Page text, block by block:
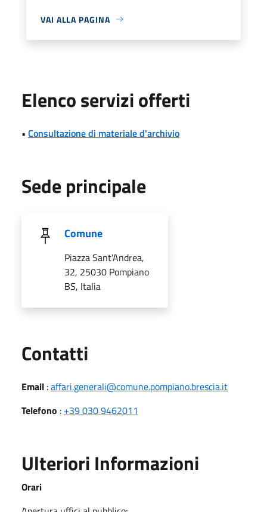
VAI ALLA PAGINA
Elenco servizi offerti
• Consultazione di materiale d'archivio
Sede principale
Comune
Piazza Sant'Andrea,
32, 25030 Pompiano
BS, Italia
Contatti
Email :affari.generali@comune.pompiano.brescia.it
Telefono : +39 030 9462011
Ulteriori Informazioni
Orari